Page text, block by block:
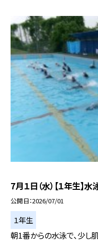
7月１日（水）【１年生】水
公開日 2026/07/01
１年生
朝1番からの水泳で、少し